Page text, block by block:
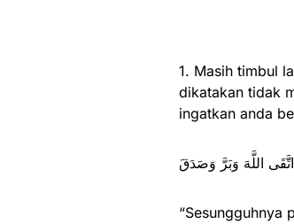
1. Masih timbul
dikatakan tidak
ingatkan anda
اتَّقَى اللَّهَ وَبَرَّ وَصَدَقَ
“Sesungguhnya